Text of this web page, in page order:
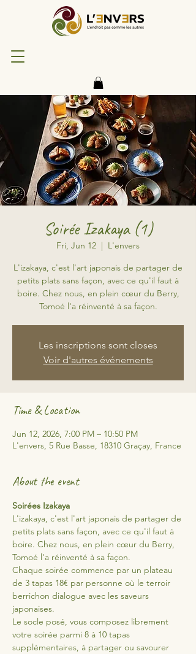
Soirée Izakaya (1)
Fri, Jun 12
L'envers
L'izakaya, c'est l'art japonais de partager de
petits plats sans façon, avec ce qu'il faut à
boire. Chez nous, en plein cœur du Berry,
Tomoé l'a réinventé à sa façon.
Les inscriptions sont closes
Voir d'autres événements
Time & Location
Jun 12, 2026, 7:00 PM – 10:50 PM
L'envers, 5 Rue Basse, 18310 Graçay, France
About the event
Soirées Izakaya
L'izakaya, c'est l'art japonais de partager de
petits plats sans façon, avec ce qu'il faut à
boire. Chez nous, en plein cœur du Berry,
Tomoé l'a réinventé à sa façon.
Chaque soirée commence par un plateau
de 3 tapas 18€ par personne où le terroir
berrichon dialogue avec les saveurs
japonaises.
Le socle posé, vous composez librement
votre soirée parmi 8 à 10 tapas
supplémentaires, à partager ou savourer